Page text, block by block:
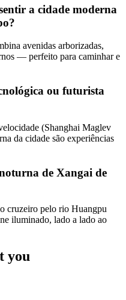
a cidade moderna
avenidas arborizadas,
— perfeito para caminhar e
ou futurista
(Shanghai Maglev
da cidade são experiências
de Xangai de
cruzeiro pelo rio Huangpu
iluminado, lado a lado ao
you